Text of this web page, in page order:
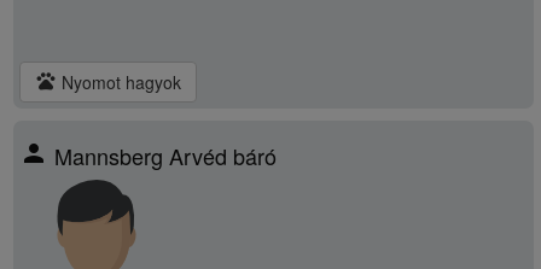
pets Nyomot hagyok
person Mannsberg Arvéd báró